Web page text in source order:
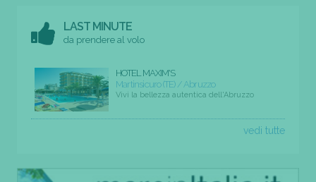
LAST MINUTE
da prendere al volo
HOTEL MAXIM'S
Martinsicuro (TE) / Abruzzo
Vivi la bellezza autentica dell'Abruzzo
vedi tutte